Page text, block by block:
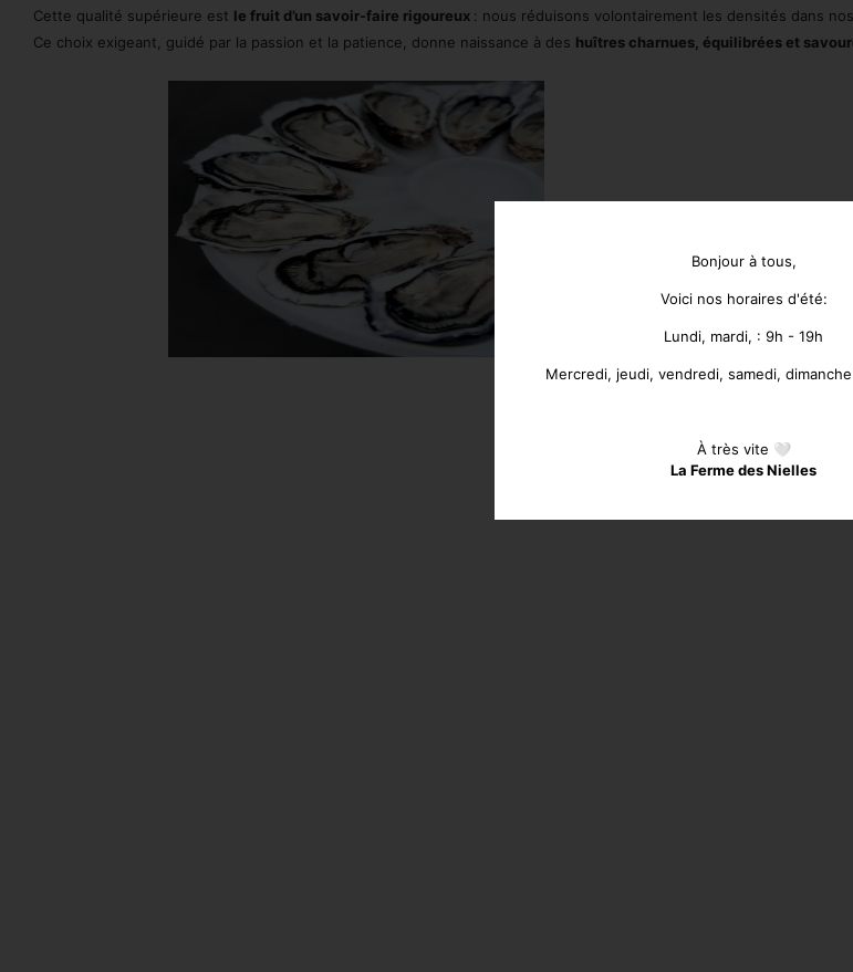
Bonjour à tous,
Voici nos horaires d'été:
Lundi, mardi, : 9h - 19h
Mercredi, jeudi, vendredi, samedi,
À très vite 🤍
La Ferme des Nielles
Cette qualité supérieure est le fruit d’un savoir-faire rigoureux : nous réduisons volontairement les densités dans
Ce choix exigeant, guidé par la passion et la patience, donne naissance à des huîtres charnues, équilibrées et